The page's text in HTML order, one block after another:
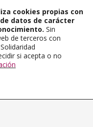
cookies propias con
datos de carácter
Sin
de terceros con
si acepta o no